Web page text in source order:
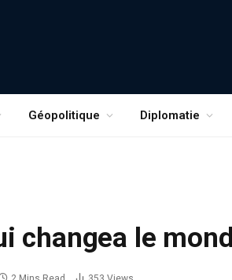
Géopolitique Diplomatie
changea le